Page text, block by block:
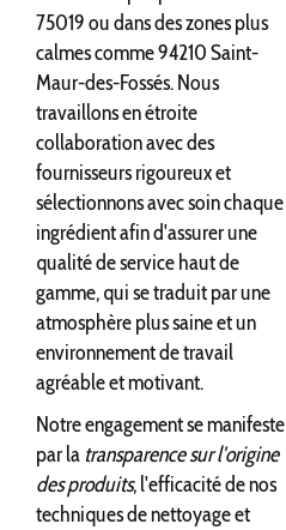
75019 ou dans des zones plus
calmes comme 94210 Saint-
Maur-des-Fossés. Nous
travaillons en étroite
collaboration avec des
fournisseurs rigoureux et
sélectionnons avec soin chaque
ingrédient afin d'assurer une
qualité de service haut de
gamme, qui se traduit par une
atmosphère plus saine et un
environnement de travail
agréable et motivant.
Notre engagement se manifeste
par la transparence sur l'origine
des produits, l'efficacité de nos
techniques de nettoyage et